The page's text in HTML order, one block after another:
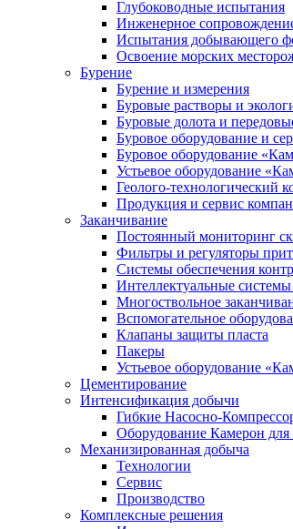
Глубоководные испытания
Инженерное
Испытания добывающего
Освоение морских
Бурение
Бурение и измерения
Буровые растворы и
Буровые долота и
Буровое оборудование и
Буровое оборудование
Устьевое оборудование
Геолого-технологический
Продукция и сервис
Заканчивание
Постоянный мониторинг
Фильтры и регуляторы
Cистемы обеспечения
Интеллектуальные
Многоствольное
Вспомогательное
Клапаны защиты пласта
Пакеры
Устьевое оборудование
Цементирование
Интенсификация добычи
Гибкие Насосно-
Оборудование Камерон
Механизированная добыча
Технологии
Сервис
Производство
Комплексные решения